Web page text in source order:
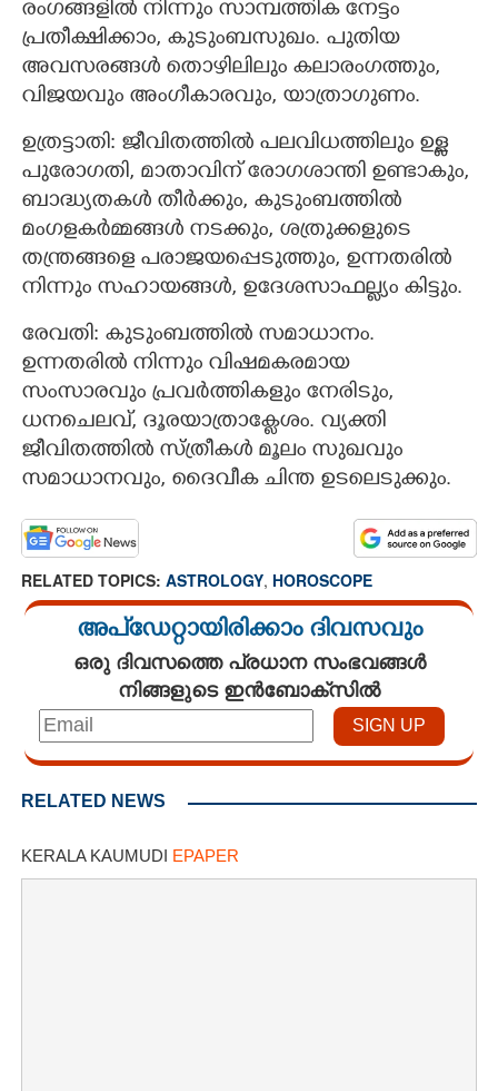
രംഗങ്ങളില്‍ നിന്നും സാമ്പത്തിക നേട്ടം
പ്രതീക്ഷിക്കാം, കുടുംബസുഖം. പുതിയ
അവസരങ്ങള്‍ തൊഴിലിലും കലാരംഗത്തും,
വിജയവും അംഗീകാരവും, യാത്രാഗുണം.
ഉത്രട്ടാതി: ജീവിതത്തില്‍ പലവിധത്തിലും ഉള്ള
പുരോഗതി, മാതാവിന് രോഗശാന്തി ഉണ്ടാകും,
ബാദ്ധ്യതകള്‍ തീര്‍ക്കും, കുടുംബത്തില്‍
മംഗളകര്‍മ്മങ്ങള്‍ നടക്കും, ശത്രുക്കളുടെ
തന്ത്രങ്ങളെ പരാജയപ്പെടുത്തും, ഉന്നതരില്‍
നിന്നും സഹായങ്ങള്‍, ഉദേശസാഫല്ല്യം കിട്ടും.
രേവതി: കുടുംബത്തില്‍ സമാധാനം.
ഉന്നതരില്‍ നിന്നും വിഷമകരമായ
സംസാരവും പ്രവര്‍ത്തികളും നേരിടും,
ധനചെലവ്, ദൂരയാത്രാക്ലേശം. വ്യക്തി
ജീവിതത്തില്‍ സ്ത്രീകള്‍ മൂലം സുഖവും
സമാധാനവും, ദൈവീക ചിന്ത ഉടലെടുക്കും.
RELATED TOPICS: ASTROLOGY, HOROSCOPE
അപ്ഡേറ്റായിരിക്കാം ദിവസവും
ഒരു ദിവസത്തെ പ്രധാന സംഭവങ്ങൾ
നിങ്ങളുടെ ഇൻബോക്സിൽ
RELATED NEWS
KERALA KAUMUDI EPAPER